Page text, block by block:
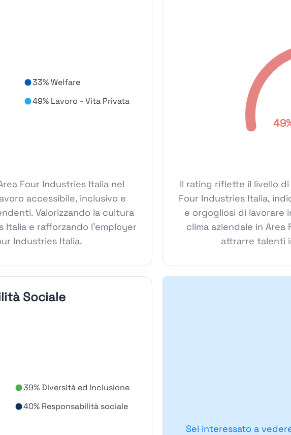
33% Welfare
49% Lavoro - Vita Privata
Four Industries Italia nel
accessibile, inclusivo e
Valorizzando la cultura
Italia e rafforzando l'employer
Industries Italia.
Il rating riflette il livello
Four Industries Italia,
e orgogliosi di lavorare
clima aziendale in
attrarre talenti
Sociale
39% Diversità ed Inclusione
40% Responsabilità sociale
Sei interessato a